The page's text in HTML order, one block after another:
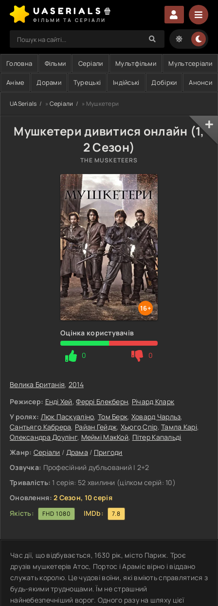
UASERIALS🍿
ФІЛЬМИ ТА СЕРІАЛИ
Головна Фільми Серіали Мультфільми Мультсеріали
Аніме Дорами Турецькі Індійські Добірки Анонси
UASerials » Серіали » Мушкетери
Мушкетери дивитися онлайн (1,
2 Сезон)
THE MUSKETEERS
16+
Оцінка користувачів
0 0
Велика Британія, 2014
Режисер: Енді Хей,Феррі Блекберн, Річард Кларк
У ролях: Люк Паскуаліно,Том Берк, Ховард Чарльз,
Сантьяго Кабрера, Райан Гейдж, Хьюго Спір,Тамла Карі,
Олександра Доулінг, Меймі МакКой, Пітер Капальді
Жанр: Серіали / Драма / Пригоди
Озвучка: Професійний дубльований | 2+2
Тривалість: 1 серія: 52 хвилини (цілком серій: 10)
Оновлення: 2 Сезон, 10 серія
Якість:
FHD 1080 IMDb: 7.8
Час дії, що відбувається, 1630 рік, місто Париж. Троє
друзів мушкетерів Атос, Портос і Араміс вірно і віддано
служать королю. Це чудові воїни, які вміють справлятися з
будь-якими труднощами. Їм не страшний
найнебезпечніший ворог. Одного разу на шляху цієї